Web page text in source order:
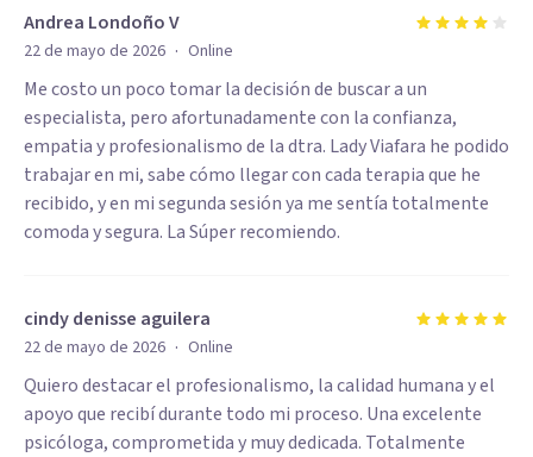
Andrea Londoño V
22 de mayo de 2026 · Online
Me costo un poco tomar la decisión de buscar a un
especialista, pero afortunadamente con la confianza,
empatia y profesionalismo de la dtra. Lady Viafara he podido
trabajar en mi, sabe cómo llegar con cada terapia que he
recibido, y en mi segunda sesión ya me sentía totalmente
comoda y segura. La Súper recomiendo.
cindy denisse aguilera
22 de mayo de 2026 · Online
Quiero destacar el profesionalismo, la calidad humana y el
apoyo que recibí durante todo mi proceso. Una excelente
psicóloga, comprometida y muy dedicada. Totalmente